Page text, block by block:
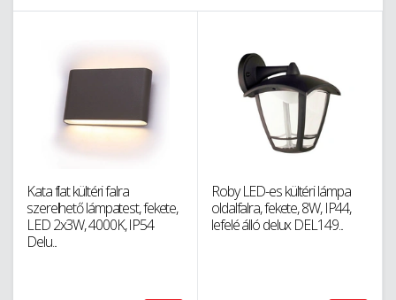
Kata flat kültéri falra
szerelhető lámpatest, fekete,
LED 2x3W, 4000K, IP54
Delu...
Roby LED-es kültéri lámpa
oldalfalra, fekete, 8W, IP44,
lefelé álló delux DEL149...